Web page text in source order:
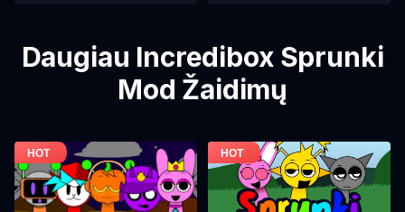
Daugiau Incredibox Sprunki
Mod Žaidimų